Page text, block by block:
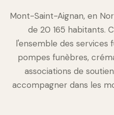
Mont-Saint-Aignan, en
de 20 165 habitants.
l'ensemble des services
pompes funèbres,
associations de
accompagner dans les